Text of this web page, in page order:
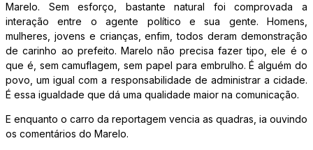
Marelo. Sem esforço, bastante natural foi comprovada a
interação entre o agente político e sua gente. Homens,
mulheres, jovens e crianças, enfim, todos deram demonstração
de carinho ao prefeito. Marelo não precisa fazer tipo, ele é o
que é, sem camuflagem, sem papel para embrulho. É alguém do
povo, um igual com a responsabilidade de administrar a cidade.
É essa igualdade que dá uma qualidade maior na comunicação.
E enquanto o carro da reportagem vencia as quadras, ia ouvindo
os comentários do Marelo.